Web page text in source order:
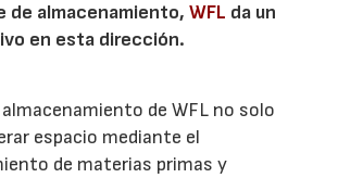
de almacenamiento,WFL da un
en esta dirección.
de WFL no solo
espacio mediante el
de materias primas y